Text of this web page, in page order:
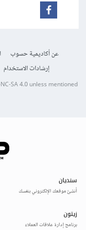
عن أكاديمية حسوب
إرشادات الاستخدام
NC-SA 4.0unless mentioned